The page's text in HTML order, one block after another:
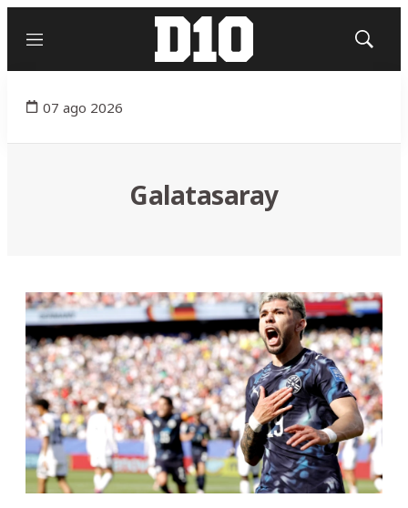
Menú
Mostrar
07 ago 2026
Galatasaray